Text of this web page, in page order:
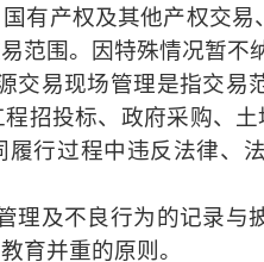
有产权及其他产权交
范围。因特殊情况暂不
交易现场管理是指交易
招投标、政府采购、土
行过程中违反法律、
理及不良行为的记录与
育并重的原则。